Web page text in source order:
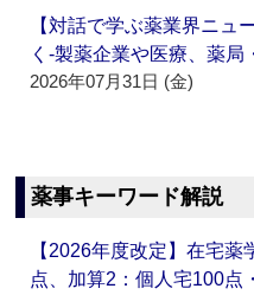
【対話で学ぶ薬業界ニュ
く‐製薬企業や医療、薬
2026年07月31日 (金)
薬事キーワード解説
【2026年度改定】在宅
点、加算2：個人宅100